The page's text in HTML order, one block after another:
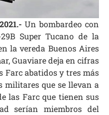
Un bombardeo con
Super Tucano de la
la vereda Buenos Aires
Guaviaredeja en cifras
Farcabatidos y tres más
militares que se llevan a
las Farc que tienen sus
serían miembros del